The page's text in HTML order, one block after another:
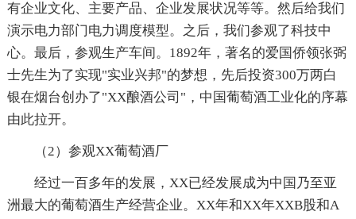
有企业文化、主要产品、企业发展状况等等。然后给我们
演示电力部门电力调度模型。之后，我们参观了科技中
心。最后，参观生产车间。1892年，著名的爱国侨领张弼
士先生为了实现"实业兴邦"的梦想，先后投资300万两白
银在烟台创办了"XX酿酒公司"，中国葡萄酒工业化的序幕
由此拉开。
（2）参观XX葡萄酒厂
经过一百多年的发展，XX已经发展成为中国乃至亚
洲最大的葡萄酒生产经营企业。XX年和XX年XXB股和A